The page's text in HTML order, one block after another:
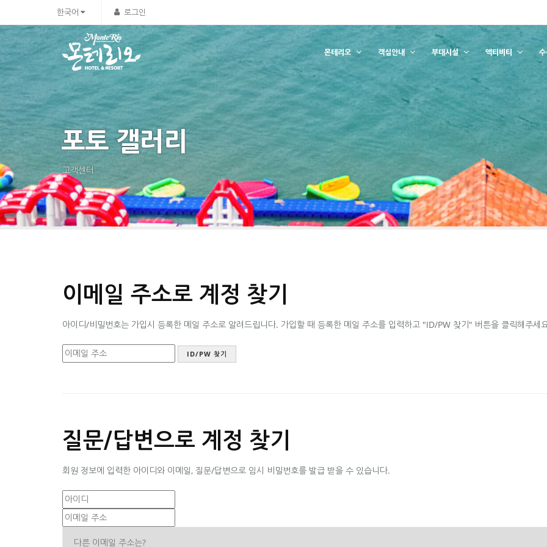
한국어 로그인
몬테리오 객실안내 부대시설 액티비티
포토 갤러리
고객센터
이메일 주소로 계정 찾기
아이디/비밀번호는 가입시 등록한 메일 주소로 알려드립니다. 가입할 때 등록한 메일 주소를 입력하고 "ID/PW 찾기" 버튼을 클릭해주세
질문/답변으로 계정 찾기
회원 정보에 입력한 아이디와 이메일, 질문/답변으로 임시 비밀번호를 발급 받을 수 있습니다.